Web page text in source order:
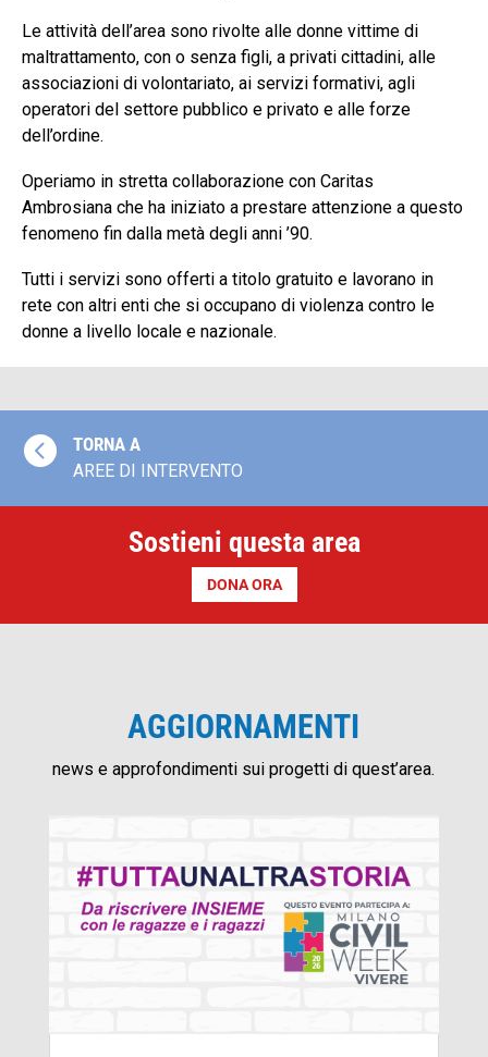
Le attività dell’area sono rivolte alle donne vittime di
maltrattamento, con o senza figli, a privati cittadini, alle
associazioni di volontariato, ai servizi formativi, agli
operatori del settore pubblico e privato e alle forze
dell’ordine.
Operiamo in stretta collaborazione con Caritas
Ambrosiana che ha iniziato a prestare attenzione a questo
fenomeno fin dalla metà degli anni ’90.
Tutti i servizi sono offerti a titolo gratuito e lavorano in
rete con altri enti che si occupano di violenza contro le
donne a livello locale e nazionale.
 TORNA A
AREE DI INTERVENTO
Sostieni questa area
DONA ORA
AGGIORNAMENTI
news e approfondimenti sui progetti di quest’area.